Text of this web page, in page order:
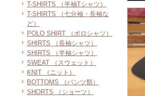
T-SHIRTS （半袖Tシャツ）
T-SHIRTS （七分袖・長袖な
ど）
POLO SHIRT （ポロシャツ）
SHIRTS （長袖シャツ）
SHIRTS （半袖シャツ）
SWEAT （スウェット）
KNIT （ニット）
BOTTOMS （パンツ類）
SHORTS （ショーツ）